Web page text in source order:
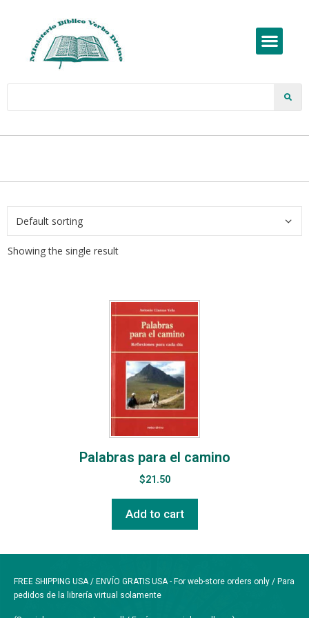
Showing the single result
Palabras para el camino
$21.50
Add to cart
FREE SHIPPING USA / ENVÍO GRATIS USA - For web-store orders only / Para
pedidos de la librería virtual solamente